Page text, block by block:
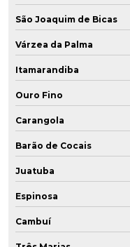
São Joaquim de Bicas
Várzea da Palma
Itamarandiba
Ouro Fino
Carangola
Barão de Cocais
Juatuba
Espinosa
Cambuí